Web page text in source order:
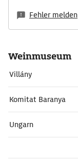
Fehler melden
Weinmuseum
Villány
Komitat Baranya
Ungarn